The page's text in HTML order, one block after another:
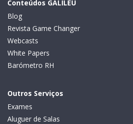
Conteúdos GALILEU
Blog
Revista Game Changer
Webcasts
White Papers
Barómetro RH
Outros Serviços
Exames
Aluguer de Salas